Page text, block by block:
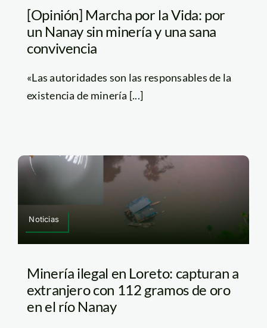
[Opinión] Marcha por la Vida: por
un Nanay sin minería y una sana
convivencia
«Las autoridades son las responsables de la
existencia de minería [...]
Noticias
Minería ilegal en Loreto: capturan a
extranjero con 112 gramos de oro
en el río Nanay